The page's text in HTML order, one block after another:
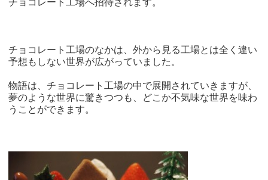
チョコレート工場へ招待されます。
チョコレート工場のなかは、外から見る工場とは全く違い
予想もしない世界が広がっていました。
物語は、チョコレート工場の中で展開されていきますが、
夢のような世界に驚きつつも、どこか不気味な世界を味わ
うことができます。